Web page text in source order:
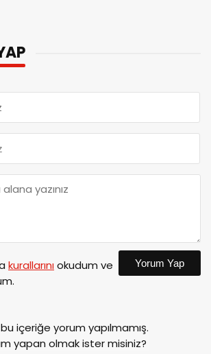
kurallarınıokudum ve
Yorum Yap
içeriğe yorum yapılmamış.
yapan olmak ister misiniz?